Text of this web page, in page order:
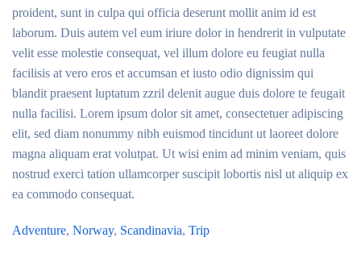
proident, sunt in culpa qui officia deserunt mollit anim id est
laborum. Duis autem vel eum iriure dolor in hendrerit in vulputate
velit esse molestie consequat, vel illum dolore eu feugiat nulla
facilisis at vero eros et accumsan et iusto odio dignissim qui
blandit praesent luptatum zzril delenit augue duis dolore te feugait
nulla facilisi. Lorem ipsum dolor sit amet, consectetuer adipiscing
elit, sed diam nonummy nibh euismod tincidunt ut laoreet dolore
magna aliquam erat volutpat. Ut wisi enim ad minim veniam, quis
nostrud exerci tation ullamcorper suscipit lobortis nisl ut aliquip ex
ea commodo consequat.
Adventure, Norway, Scandinavia, Trip